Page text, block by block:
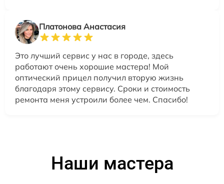
Платонова Анастасия
Это лучший сервис у нас в городе, здесь
работают очень хорошие мастера! Мой
оптический прицел получил вторую жизнь
благодаря этому сервису. Сроки и стоимость
ремонта меня устроили более чем. Спасибо!
Наши мастера